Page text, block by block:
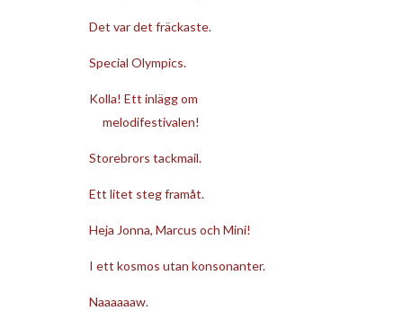
Det var det fräckaste.
Special Olympics.
Kolla! Ett inlägg om
melodifestivalen!
Storebrors tackmail.
Ett litet steg framåt.
Heja Jonna, Marcus och Mini!
I ett kosmos utan konsonanter.
Naaaaaaw.